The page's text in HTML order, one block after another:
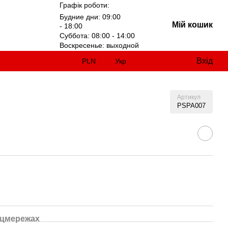
Графік роботи:
Будние дни: 09:00
- 18:00
Суббота: 08:00 - 14:00
Воскресенье: выходной
Мій кошик
PLN Укр Вхід
Артикул
PSPA007